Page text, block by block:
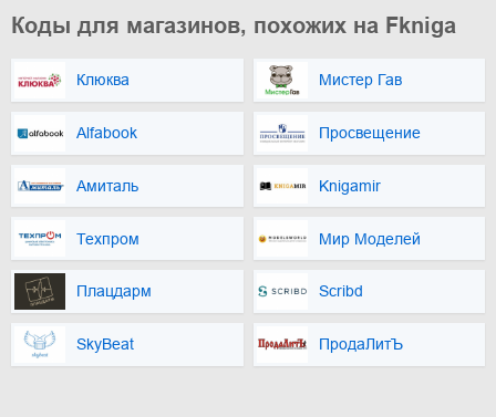
Коды для магазинов, похожих на Fkniga
Клюква Мистер Гав
Alfabook Просвещение
Амиталь Knigamir
Техпром Мир Моделей
Плацдарм Scribd
SkyBeat ПродаЛитЪ